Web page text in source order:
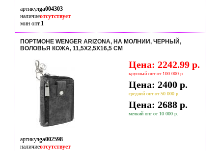
артикулga004303
наличиеотсутствует
мин опт.1
ПОРТМОНЕ WENGER ARIZONA, НА МОЛНИИ, ЧЕРНЫЙ,
ВОЛОВЬЯ КОЖА, 11,5X2,5X16,5 СМ
Цена: 2242.99 р.
крупный опт от 100 000 р.
Цена: 2400 р.
средний опт от 50 000 р.
Цена: 2688 р.
мелкий опт от 10 000 р.
артикулga002598
наличиеотсутствует